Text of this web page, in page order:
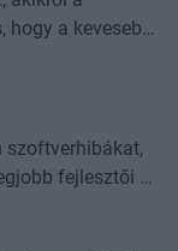
hogy a kevesebb
szoftverhibákat,
fejlesztői és